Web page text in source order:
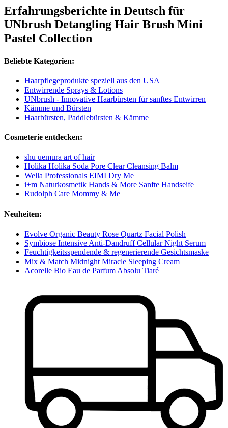
Erfahrungsberichte in Deutsch für
UNbrush Detangling Hair Brush Mini
Pastel Collection
Beliebte Kategorien:
Haarpflegeprodukte speziell aus den USA
Entwirrende Sprays & Lotions
UNbrush - Innovative Haarbürsten für sanftes Entwirren
Kämme und Bürsten
Haarbürsten, Paddlebürsten & Kämme
Cosmeterie entdecken:
shu uemura art of hair
Holika Holika Soda Pore Clear Cleansing Balm
Wella Professionals EIMI Dry Me
i+m Naturkosmetik Hands & More Sanfte Handseife
Rudolph Care Mommy & Me
Neuheiten:
Evolve Organic Beauty Rose Quartz Facial Polish
Symbiose Intensive Anti-Dandruff Cellular Night Serum
Feuchtigkeitsspendende & regenerierende Gesichtsmaske
Mix & Match Midnight Miracle Sleeping Cream
Acorelle Bio Eau de Parfum Absolu Tiaré